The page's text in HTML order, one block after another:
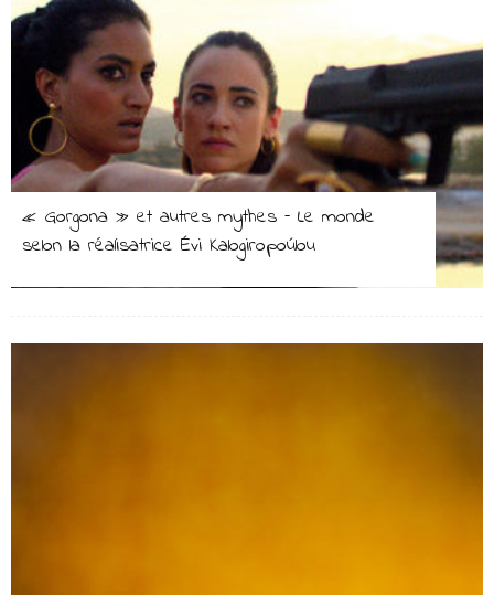
« Gorgona » et autres mythes – Le monde
selon la réalisatrice Évi Kalogiropoúlou